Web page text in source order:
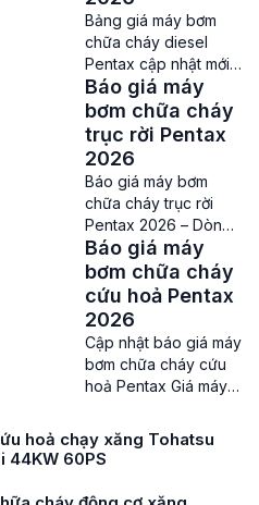
bơm nước ở nước ta
đang có tình trạng trà
trộn rất nhiều hàng
giả, hàng nhái. Nhất là
những dòng máy bơm
nước nổi tiếng được
nhập khẩu […]
Bảng giá máy bơm
chữa cháy diesel
Pentax cập nhật mới
nhất năm 2026 Giá
máy bơm chữa cháy
diesel Pentax – Người
tiêu dùng hiện nay có
rất nhiều sự lựa chọn
về các dòng máy
bơm chữa cháy,
nhưng được ưa
chuộng hơn cả thì vẫn
phải nhắc tới dòng
máy bơm chữa […]
Báo giá máy
bơm chữa cháy
trục rời Pentax
2026
Báo giá máy bơm
chữa cháy trục rời
Pentax 2026 – Dòng
bơm được ưa chuộng
nhất hiện nay Giá máy
bơm chữa cháy trục
rời Pentax – Trong số
các dòng máy bơm
chữa cháy trục rời
đang được cung cấp
trên thị trường, thì các
Pentax CA đang […]
Báo giá máy
bơm chữa cháy
cứu hoả Pentax
2026
Cập nhật báo giá máy
bơm chữa cháy cứu
hoả Pentax Giá máy
hoả Pentax – Nhắc tới
dòng máy bơm chữa
chắc chắn không thể
hoả chạy xăng Tohatsu
44KW 60PS